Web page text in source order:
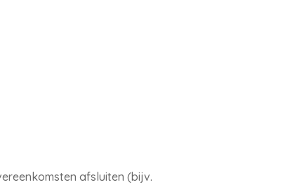
afsluiten (bijv.